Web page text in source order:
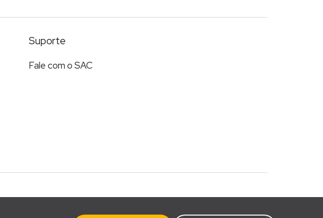
Suporte
Fale com o SAC